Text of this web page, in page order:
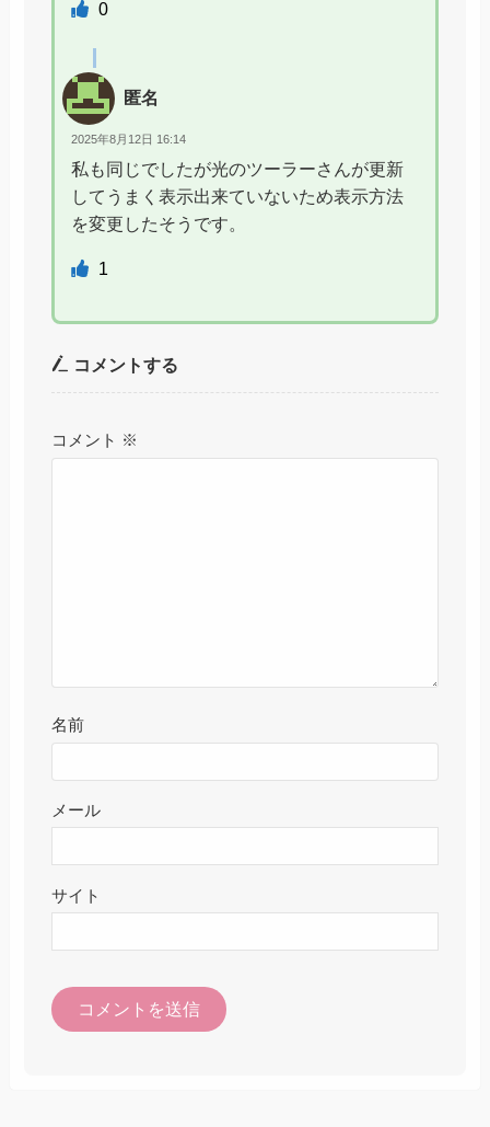
0
匿名
2025年8月12日 16:14
私も同じでしたが光のツーラーさんが更新
してうまく表示出来ていないため表示方法
を変更したそうです。
1
コメントする
コメント ※
名前
メール
サイト